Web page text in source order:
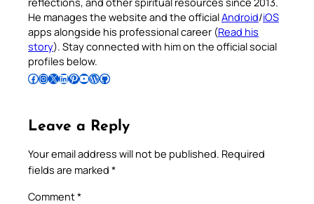
He manages the website and the officialAndroid/iOS
apps alongside his professional career (Read his
story). Stay connected with him on the official social
profiles below.
Follow Pradeep on Facebook Follow Pradeep on InstagramFollow Pradeep on X Follow Pradeep on LinkedIn Follow Pradeep on Pinterest Subscribe to Pradeep’s Youtube Channel Follow Pradeep on WordPress Follow Pradeep on GitHub
Leave a Reply
Your email address will not be published. Required
fields are marked *
Comment*